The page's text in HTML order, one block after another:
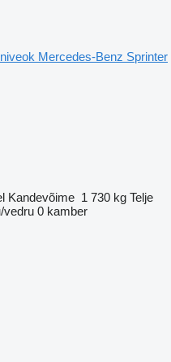
Mercedes-Benz Sprinter
Kandevõime 1 730 kg Telje
vedru 0 kamber